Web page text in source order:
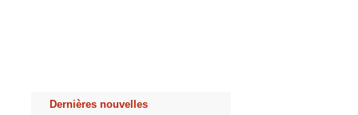
Dernières nouvelles